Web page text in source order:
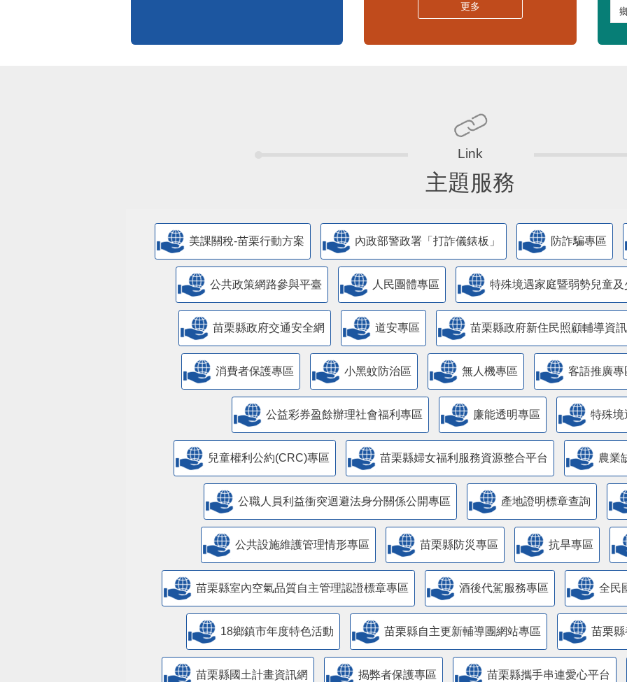
更多
主題服務
美課關稅-苗栗行動方案 內政部警政署「打詐儀錶板」 防詐騙專區
公共政策網路參與平臺 人民團體專區 特殊境遇家庭暨弱勢兒童
苗栗縣政府交通安全網 道安專區 苗栗縣政府新住民照顧輔導資
消費者保護專區 小黑蚊防治區 無人機專區 客語推廣專
公益彩券盈餘辦理社會福利專區 廉能透明專區 特殊境
兒童權利公約(CRC)專區 苗栗縣婦女福利服務資源整合平台 農業
公職人員利益衝突迴避法身分關係公開專區 產地證明標章查詢
​公共設施維護管理情形專區 苗栗縣防災專區 抗旱專區
苗栗縣室內空氣品質自主管理認證標章專區 酒後代駕服務專區 全民
18鄉鎮市年度特色活動 苗栗縣自主更新輔導團網站專區 苗栗
苗栗縣國土計畫資訊網 揭弊者保護專區 苗栗縣攜手串連愛心平台